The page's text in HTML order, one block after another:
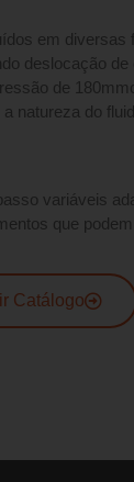
em diversas
deslocação de
de
natureza do
variáveis
que
Catálogo